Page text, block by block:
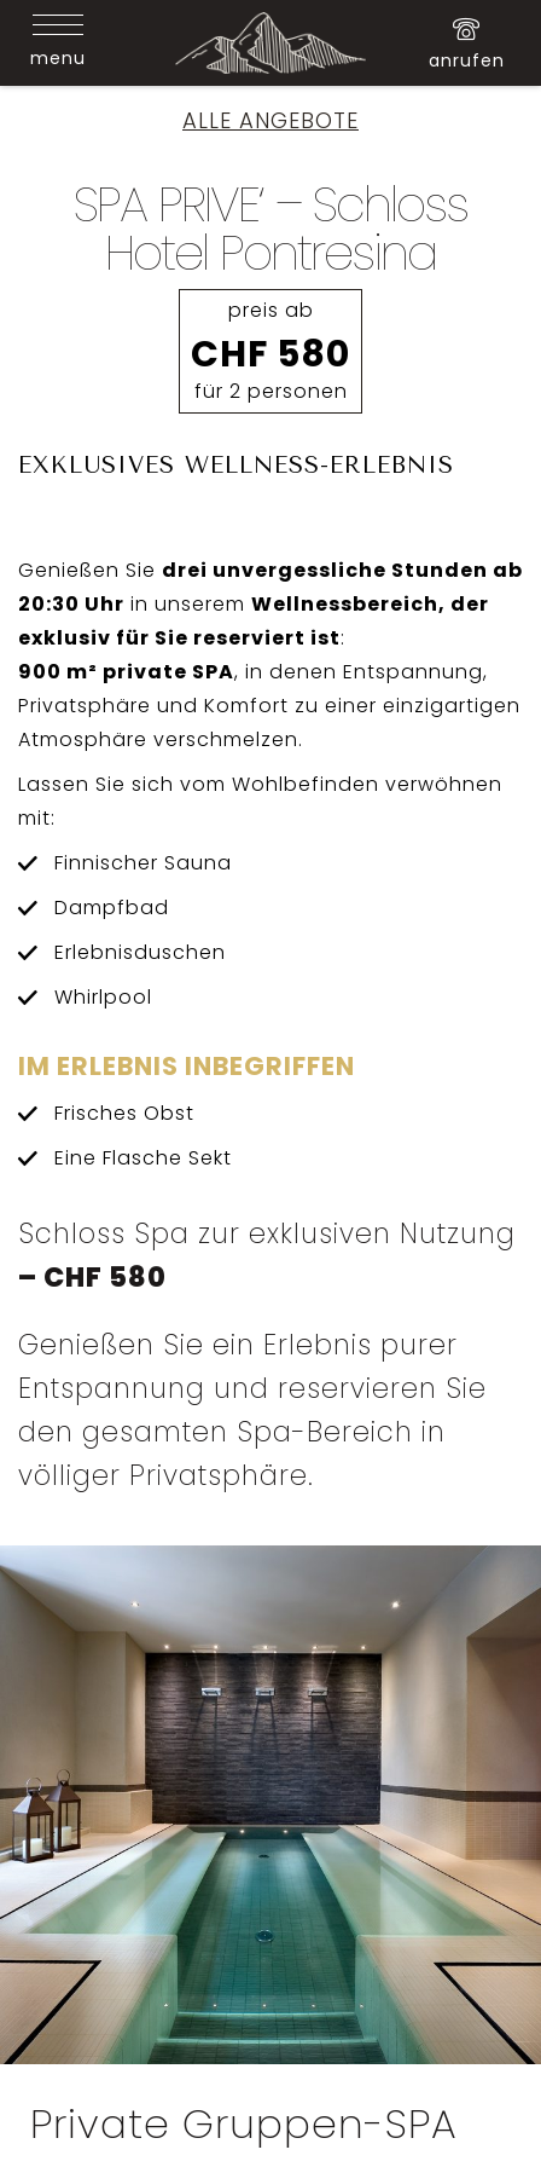
menu anrufen
ALLE ANGEBOTE
SPA PRIVE‘ – Schloss
Hotel Pontresina
preis ab
CHF 580
für 2 personen
EXKLUSIVES WELLNESS-ERLEBNIS
Genießen Sie drei unvergessliche Stunden ab
20:30 Uhr in unserem Wellnessbereich, der
exklusiv für Sie reserviert ist:
900 m² private SPA, in denen Entspannung,
Privatsphäre und Komfort zu einer einzigartigen
Atmosphäre verschmelzen.
Lassen Sie sich vom Wohlbefinden verwöhnen
mit:
Finnischer Sauna
Dampfbad
Erlebnisduschen
Whirlpool
IM ERLEBNIS INBEGRIFFEN
Frisches Obst
Eine Flasche Sekt
Schloss Spa zur exklusiven Nutzung
– CHF 580
Genießen Sie ein Erlebnis purer
Entspannung und reservieren Sie
den gesamten Spa-Bereich in
völliger Privatsphäre.
Private Gruppen-SPA